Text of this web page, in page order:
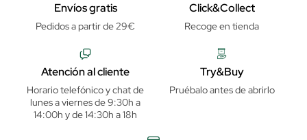
Envíos gratis
Pedidos a partir de 29€
Click&Collect
Recoge en tienda
Atención al cliente
Horario telefónico y chat de
lunes a viernes de 9:30h a
14:00h y de 14:30h a 18h
Try&Buy
Pruébalo antes de abrirlo